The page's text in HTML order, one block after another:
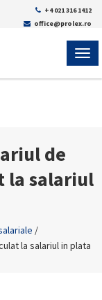
+4 021 316 1412
office@prolex.ro
de
la salariul
/
la salariul in plata